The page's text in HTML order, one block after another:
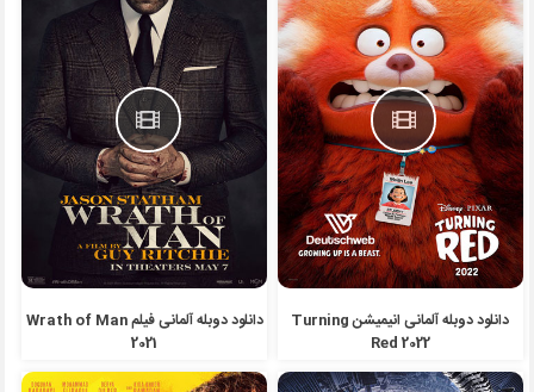
دانلود دوبله آلمانی انیمیشن Turning
Red 2022
دانلود دوبله آلمانی فیلم Wrath of Man
2021